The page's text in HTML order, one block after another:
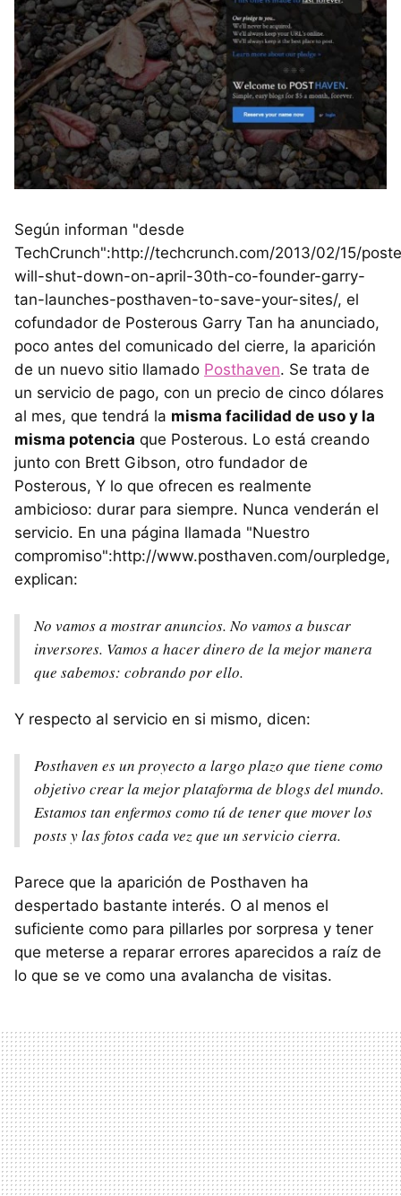
Según informan "desde
TechCrunch":http://techcrunch.com/2013/02/15/
will-shut-down-on-april-30th-co-founder-garry-
tan-launches-posthaven-to-save-your-sites/, el
cofundador de Posterous Garry Tan ha anunciado,
poco antes del comunicado del cierre, la aparición
de un nuevo sitio llamado Posthaven. Se trata de
un servicio de pago, con un precio de cinco dólares
al mes, que tendrá la misma facilidad de uso y la
misma potencia que Posterous. Lo está creando
junto con Brett Gibson, otro fundador de
Posterous, Y lo que ofrecen es realmente
ambicioso: durar para siempre. Nunca venderán el
servicio. En una página llamada "Nuestro
compromiso":http://www.posthaven.com/ourpledge,
explican:
No vamos a mostrar anuncios. No vamos a buscar
inversores. Vamos a hacer dinero de la mejor manera
que sabemos: cobrando por ello.
Y respecto al servicio en si mismo, dicen:
Posthaven es un proyecto a largo plazo que tiene como
objetivo crear la mejor plataforma de blogs del mundo.
Estamos tan enfermos como tú de tener que mover los
posts y las fotos cada vez que un servicio cierra.
Parece que la aparición de Posthaven ha
despertado bastante interés. O al menos el
suficiente como para pillarles por sorpresa y tener
que meterse a reparar errores aparecidos a raíz de
lo que se ve como una avalancha de visitas.